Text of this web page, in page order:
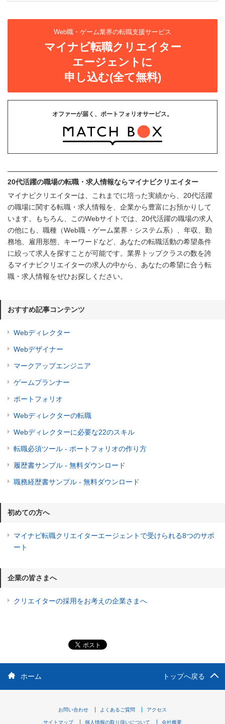
Web職・ゲーム業界の転職支援サービス
マイナビ転職クリエイター
エージェントに
申し込む(全て無料)
オファーが届く、ポートフォリオサービス。
20代活躍の職場の転職・求人情報ならマイナビクリエイター
マイナビクリエイターは、これまでに培った実績から、20代活躍
の職場に関する転職・求人情報を、企業から豊富にお預かりして
います。もちろん、このWebサイトでは、20代活躍の職場の求人
の他にも、職種（Web職・ゲーム業界・システム系）、年収、勤
務地、雇用形態、キーワードなど、あなたの転職活動の希望条件
に絞って求人を探すことが可能です。業界トップクラスの数を誇
るマイナビクリエイターの求人の中から、あなたの希望に合う転
職・求人情報をぜひお探しください。
おすすめ記事コンテンツ
Webディレクター
Webデザイナー
マークアップエンジニア
ゲームプランナー
ポートフォリオ
Webディレクターの転職
Webディレクターに必要な22のスキル
転職必須ツール - ポートフォリオの作り方
履歴書サンプル - 無料ダウンロード
職務経歴書サンプル - 無料ダウンロード
初めての方へ
マイナビ転職クリエイターエージェントで受けられる8つのサポ
ート
企業の皆さまへ
クリエイターの採用をお考えの企業さまへ
ホーム トップへ戻る
お問い合わせ よくあるご質問 アクセス
サイトマップ 個人情報の取り扱いについて 会社概要